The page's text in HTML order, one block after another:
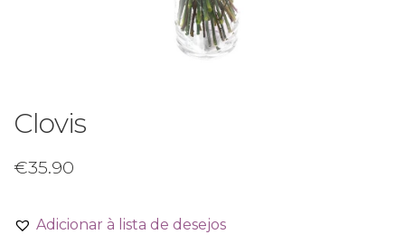
Clovis
€35.90
Adicionar à lista de desejos